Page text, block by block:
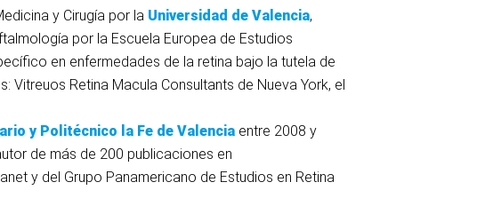
y Cirugía por la Universidad de Valencia,
por la Escuela Europea de Estudios
en enfermedades de la retina bajo la tutela de
Vitreuos Retina Macula Consultants de Nueva York, el
y Politécnico la Fe de Valencia entre 2008 y
de más de 200 publicaciones en
y del Grupo Panamericano de Estudios en Retina